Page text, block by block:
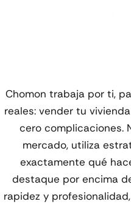
Chomon trabaja por ti,
reales: vender tu
cero complicaciones.
mercado, utiliza
exactamente qué
destaque por encima
rapidez y